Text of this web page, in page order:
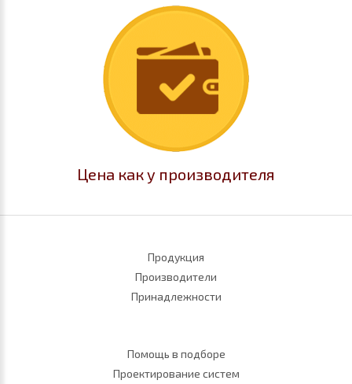
Цена как у производителя
Продукция
Производители
Принадлежности
Помощь в подборе
Проектирование систем